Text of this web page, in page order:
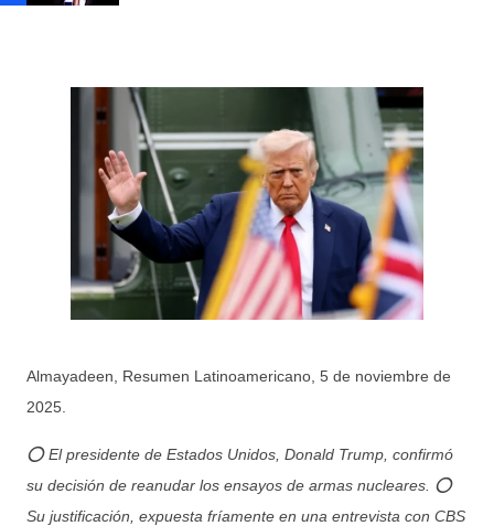
Almayadeen, Resumen Latinoamericano, 5 de noviembre de
2025.
⭕ El presidente de Estados Unidos, Donald Trump, confirmó
su decisión de reanudar los ensayos de armas nucleares. ⭕
Su justificación, expuesta fríamente en una entrevista con CBS